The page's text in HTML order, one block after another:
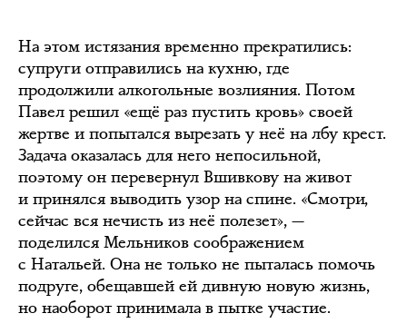
На этом истязания временно прекратились:
супруги отправились на кухню, где
продолжили алкогольные возлияния. Потом
Павел решил «ещё раз пустить кровь» своей
жертве и попытался вырезать у неё на лбу крест.
Задача оказалась для него непосильной,
поэтому он перевернул Вшивкову на живот
и принялся выводить узор на спине. «Смотри,
сейчас вся нечисть из неё полезет», —
поделился Мельников соображением
с Натальей. Она не только не пыталась помочь
подруге, обещавшей ей дивную новую жизнь,
но наоборот принимала в пытке участие.